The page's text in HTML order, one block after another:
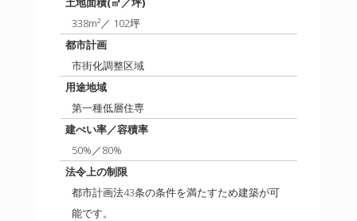
338m²／ 102坪
都市計画
市街化調整区域
用途地域
第一種低層住専
建ぺい率／容積率
50%／80%
法令上の制限
都市計画法43条の条件を満たすため建築が可
能です。